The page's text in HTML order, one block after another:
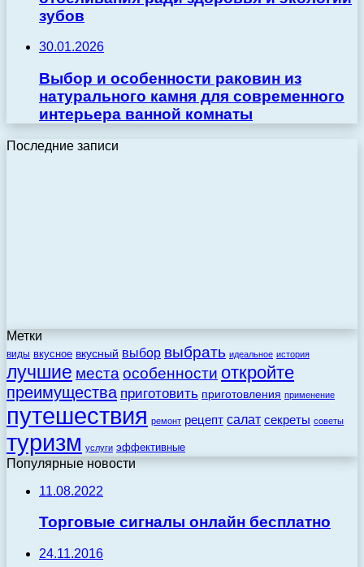
зубов
30.01.2026
Выбор и особенности раковин из
натурального камня для современного
интерьера ванной комнаты
Последние записи
Метки
виды вкусное вкусный выбор выбрать идеальное история
лучшие места особенности откройте
преимущества приготовить приготовления применение
путешествия ремонт рецепт салат секреты советы
туризм услуги эффективные
Популярные новости
11.08.2022
Торговые сигналы онлайн бесплатно
24.11.2016